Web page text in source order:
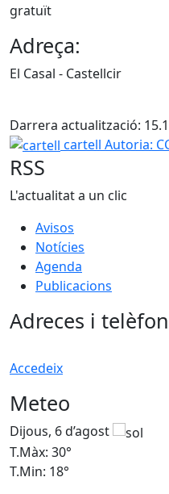
gratuït
Adreça:
El Casal - Castellcir
Darrera actualització:
cartell
cartell Autoria:
RSS
L'actualitat a un clic
Avisos
Notícies
Agenda
Publicacions
Adreces i
Accedeix
Meteo
Dijous, 6 d’agost
T.Màx: 30°
T.Min: 18°